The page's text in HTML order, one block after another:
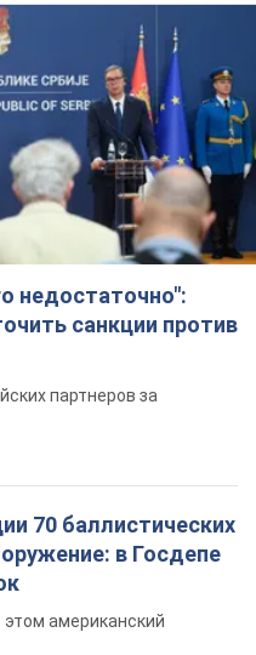
недостаточно":
санкции против
партнеров за
70 баллистических
в Госдепе
американский